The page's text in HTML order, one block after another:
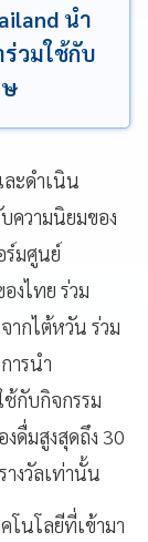
นำ
วมใช้กับ
ละดำเนิน
ความนิยมของ
มศูนย์
งไทย ร่วม
ากไต้หวัน ร่วม
ารนำ
กับกิจกรรม
ดื่มสูงสุดถึง 30
งวัลเท่านั้น
โนโลยีที่เข้ามา